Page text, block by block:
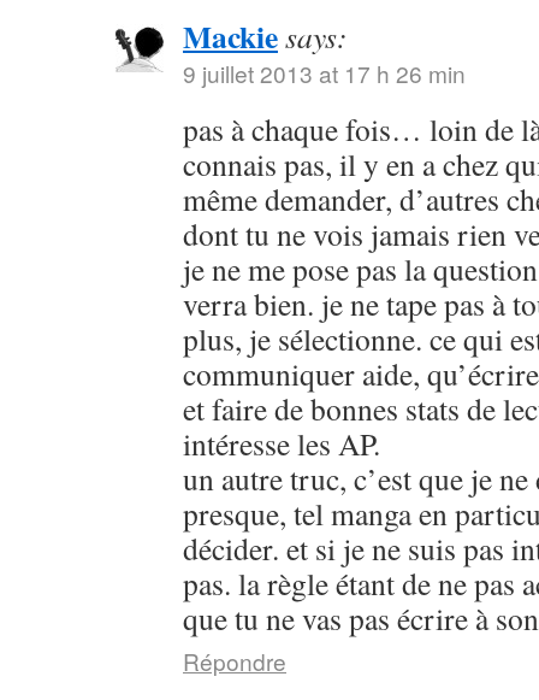
Mackiesays:
9 juillet 2013 at 17 h 26 min
pas à chaque fois… loin de
connais pas, il y en a chez
même demander, d’autres
dont tu ne vois jamais rien
je ne me pose pas la
verra bien. je ne tape pas à
plus, je sélectionne. ce qui
communiquer aide,
et faire de bonnes stats de
intéresse les AP.
un autre truc, c’est que je
presque, tel manga en
décider. et si je ne suis pas
pas. la règle étant de ne pas
que tu ne vas pas écrire à
Répondre